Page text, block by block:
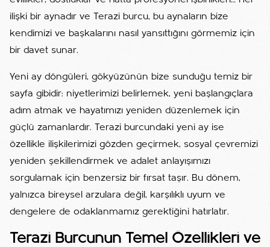
ilişki bir aynadır ve Terazi burcu, bu aynaların bize
kendimizi ve başkalarını nasıl yansıttığını görmemiz için
bir davet sunar.
Yeni ay döngüleri, gökyüzünün bize sunduğu temiz bir
sayfa gibidir: niyetlerimizi belirlemek, yeni başlangıçlara
adım atmak ve hayatımızı yeniden düzenlemek için
güçlü zamanlardır. Terazi burcundaki yeni ay ise
özellikle ilişkilerimizi gözden geçirmek, sosyal çevremizi
yeniden şekillendirmek ve adalet anlayışımızı
sorgulamak için benzersiz bir fırsat taşır. Bu dönem,
yalnızca bireysel arzulara değil, karşılıklı uyum ve
dengelere de odaklanmamız gerektiğini hatırlatır.
Terazi Burcunun Temel Özellikleri ve